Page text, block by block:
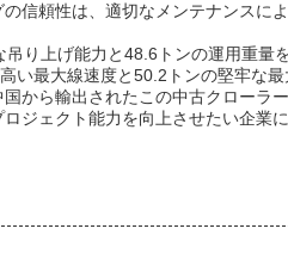
信頼性は、適切なメンテナンスに
り上げ能力と48.6トンの運用重量
い最大線速度と50.2トンの堅牢な
から輸出されたこの中古クローラ
ジェクト能力を向上させたい企業